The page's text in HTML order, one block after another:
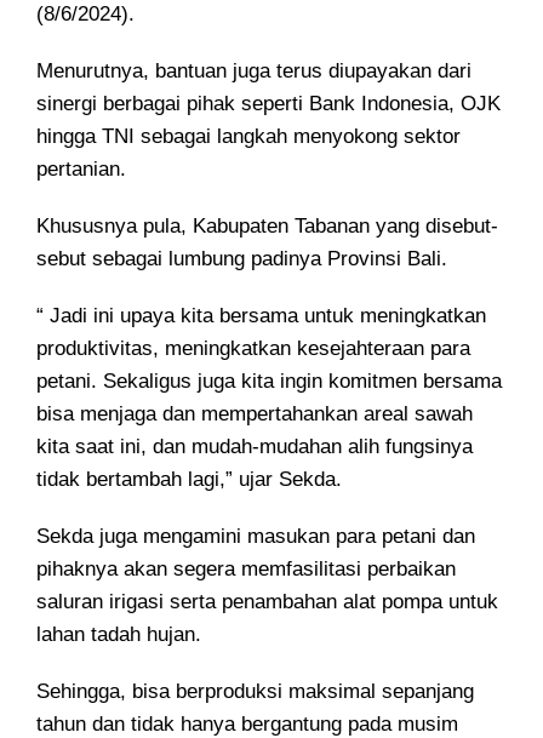
(8/6/2024).
Menurutnya, bantuan juga terus diupayakan dari
sinergi berbagai pihak seperti Bank Indonesia, OJK
hingga TNI sebagai langkah menyokong sektor
pertanian.
Khususnya pula, Kabupaten Tabanan yang disebut-
sebut sebagai lumbung padinya Provinsi Bali.
“ Jadi ini upaya kita bersama untuk meningkatkan
produktivitas, meningkatkan kesejahteraan para
petani. Sekaligus juga kita ingin komitmen bersama
bisa menjaga dan mempertahankan areal sawah
kita saat ini, dan mudah-mudahan alih fungsinya
tidak bertambah lagi,” ujar Sekda.
Sekda juga mengamini masukan para petani dan
pihaknya akan segera memfasilitasi perbaikan
saluran irigasi serta penambahan alat pompa untuk
lahan tadah hujan.
Sehingga, bisa berproduksi maksimal sepanjang
tahun dan tidak hanya bergantung pada musim